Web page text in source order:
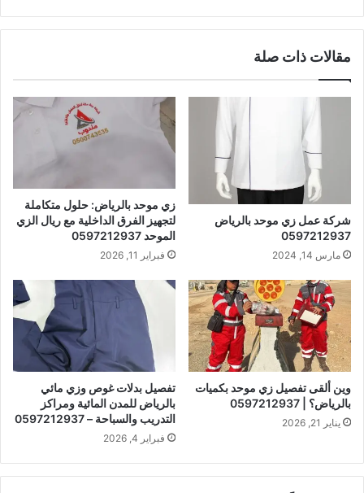
مقالات ذات صلة
شركة عمل زي موحد بالرياض
0597212937
مارس 14, 2024
زي موحد بالرياض: حلول متكاملة
لتجهيز الفرق الداخلية مع ريال الزي
الموحد 0597212937
فبراير 11, 2026
وين ألقى تفصيل زي موحد بكميات
بالرياض؟ | 0597212937
يناير 21, 2026
تفصيل بدلات غوص وزي مائي
بالرياض للمدن المائية ومراكز
التدريب والسباحة – 0597212937
فبراير 4, 2026